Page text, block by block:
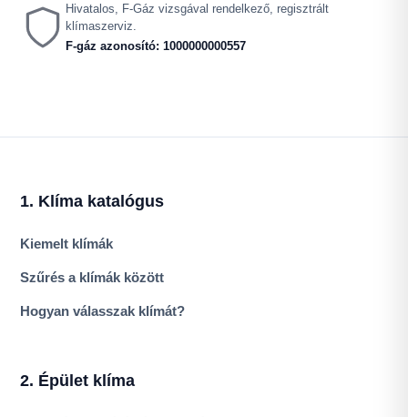
Hivatalos, F-Gáz vizsgával rendelkező, regisztrált
klímaszerviz.
F-gáz azonosító: 1000000000557
1. Klíma katalógus
Kiemelt klímák
Szűrés a klímák között
Hogyan válasszak klímát?
2. Épület klíma